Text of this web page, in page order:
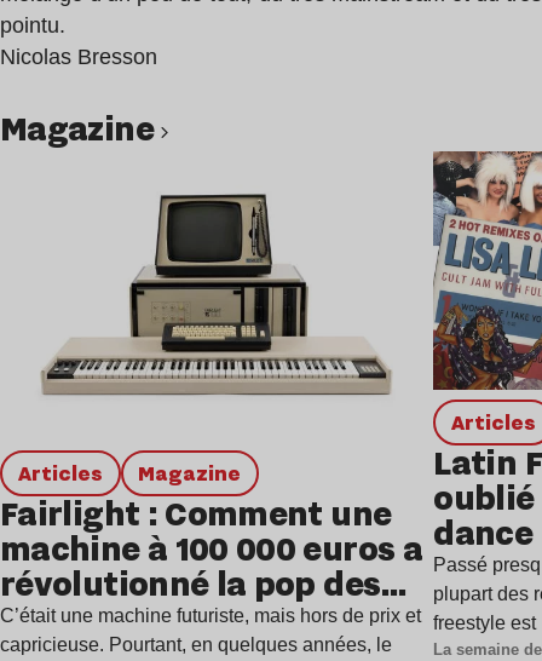
pointu.
Nicolas Bresson
magazine
Articles magazine
Fairlight : Comment une
machine à 100 000 euros a
révolutionné la pop des
années 1980 ?
C’était une machine futuriste, mais hors de prix et
capricieuse. Pourtant, en quelques années, le
Articles
Latin
oublié
Passé
plupart des
freestyle
La semaine